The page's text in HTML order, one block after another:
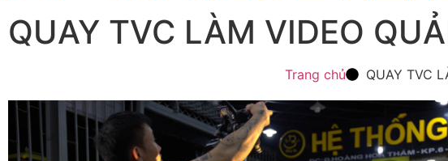
QUAY TVC LÀM VIDEO
Trang chủ QUAY TVC